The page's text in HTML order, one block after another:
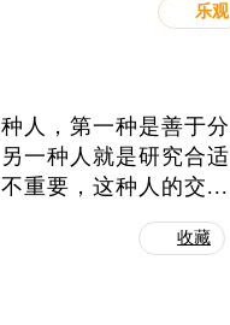
乐观
人，第一种是善于分
一种人就是研究合适
重要，这种人的交...
收藏